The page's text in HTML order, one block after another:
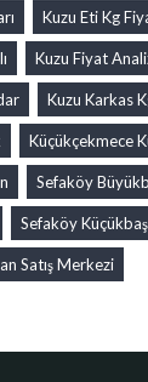
Kuzu Eti Kg
Kuzu Fiyat
Kuzu Karkas
Küçükçekmece
Sefaköy
Sefaköy
Satış Merkezi